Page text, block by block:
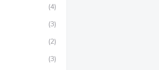
(4)
(3)
(2)
(3)